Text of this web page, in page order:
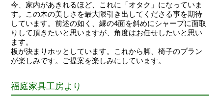
今、家内があきれるほど、これに「オタク」になっていま
す。この木の美しさを最大限引き出してくださる事を期待
しています。前述の如く、縁の4面を斜めにシャープに面取
りして頂きたいと思いますが、角度はお任せしたいと思い
ます。
板が決まりホッとしています。これから脚、椅子のプラン
が楽しみです。ご提案を楽しみにしています。
福庭家具工房より